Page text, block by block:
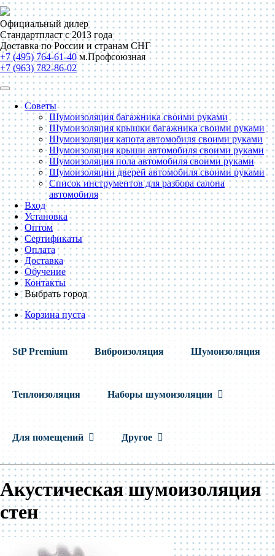
Официальный дилер
Стандартпласт с 2013 года
Доставка по России и странам СНГ
+7 (495) 764-61-40 м.Профсоюзная
+7 (963) 782-86-02
Советы
Шумоизоляция багажника своими руками
Шумоизоляция крышки багажника своими руками
Шумоизоляция капота автомобиля своими руками
Шумоизоляция крыши автомобиля своими руками
Шумоизоляция пола автомобиля своими руками
Шумоизоляции дверей автомобиля своими руками
Список инструментов для разбора салона
автомобиля
Вход
Установка
Оптом
Сертификаты
Оплата
Доставка
Обучение
Контакты
Выбрать город
Корзина пуста
StP Premium Виброизоляция Шумоизоляция
Теплоизоляция Наборы шумоизоляции
Для помещений Другое
Акустическая шумоизоляция
стен